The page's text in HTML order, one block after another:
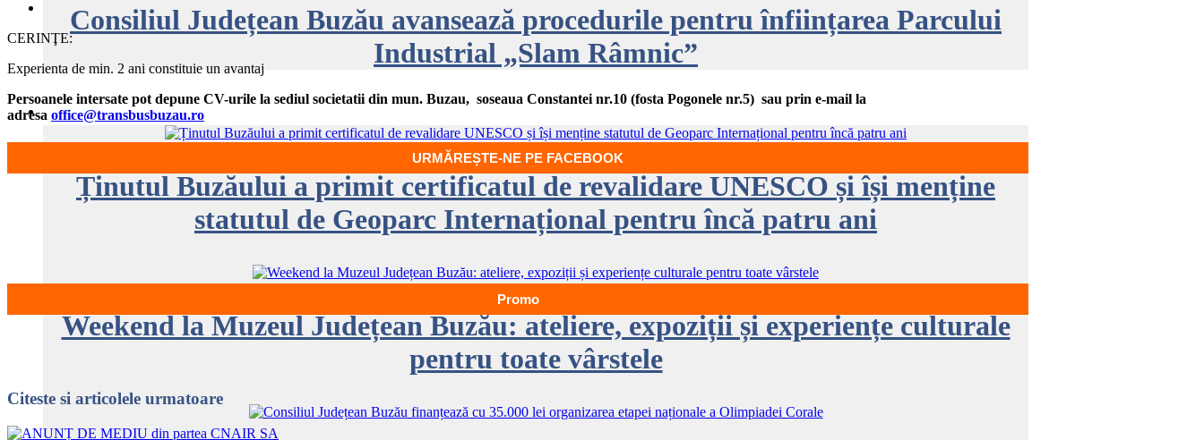
Consiliul Județean Buzău avansează procedurile pentru înființarea Parcului
Industrial „Slam Râmnic”
Ținutul Buzăului a primit certificatul de revalidare UNESCO și își menține
statutul de Geoparc Internațional pentru încă patru ani
Weekend la Muzeul Județean Buzău: ateliere, expoziții și experiențe culturale
pentru toate vârstele
CERINŢE:
Experienta de min. 2 ani constituie un avantaj
Persoanele intersate pot depune CV-urile la sediul societatii din mun. Buzau, soseaua Constantei nr.10 (fosta Pogonele nr.5) sau prin e-mail la
adresa office@transbusbuzau.ro
URMĂREȘTE-NE PE FACEBOOK
Promo
Citeste si articolele urmatoare